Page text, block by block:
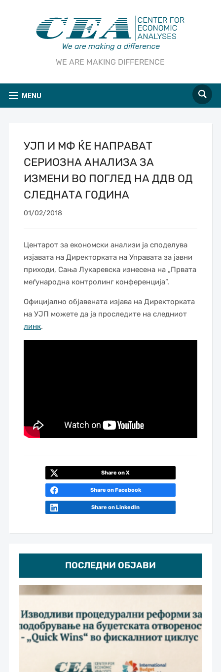
WE ARE MAKING DIFFERENCE
MENU
ПОСЛЕДНИ ОБЈАВИ
УЈП И МФ ЌЕ НАПРАВАТ
СЕРИОЗНА АНАЛИЗА ЗА
ИЗМЕНИ ВО ПОГЛЕД НА ДДВ ОД
СЛЕДНАТА ГОДИНА
01/02/2018
Центарот за економски анализи ја споделува
изјавата на Директорката на Управата за јавни
приходи, Сања Лукаревска изнесена на „Првата
меѓународна контролинг конференција”.
Официјално објавената изјава на Директорката
на УЈП можете да ја проследите на следниот
линк.
Share on X
Share on Facebook
Share on LinkedIn